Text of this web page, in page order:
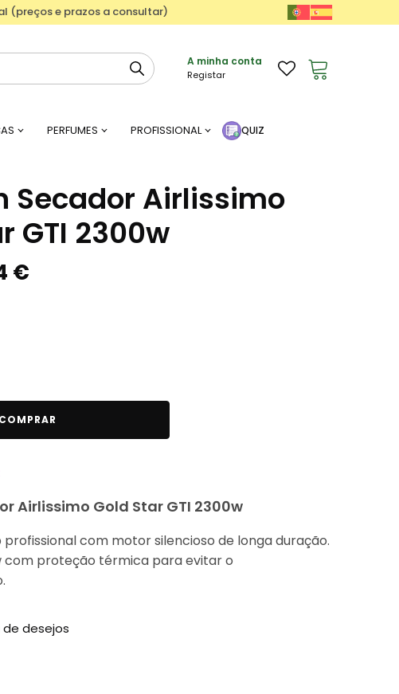
(preços e prazos a consultar)
A minha conta
Registar
PERFUMES PROFISSIONAL QUIZ
Secador Airlissimo
GTI 2300w
€
COMPRAR
Airlissimo Gold Star GTI 2300w
com motor silencioso de longa duração.
com proteção térmica para evitar o
desejos